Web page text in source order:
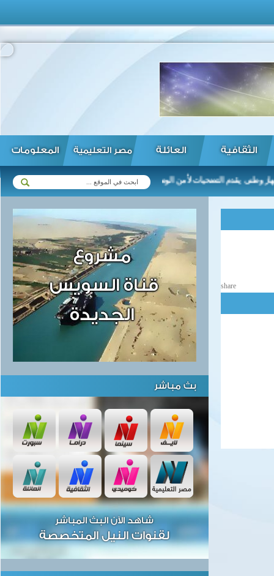
الثقافية العائلة مصر التعليمية المعلومات
الخارجية: اتصالات يقدم التضحيات لأمن الوطن والمواطن ...
share
بث مباشر
شاهد الآن البث المباشر
لقنوات النيل المتخصصة